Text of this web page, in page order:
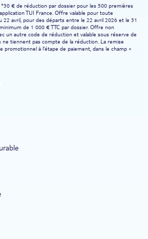
*30 € de réduction par dossier pour les 500 premières
TUI France. Offre valable pour toute
22 avril, pour des départs entre le 22 avril 2026 et le 31
de 1 000 € TTC par dossier. Offre non
un autre code de réduction et valable sous réserve de
ne tiennent pas compte de la réduction. La remise
promotionnel à l'étape de paiement, dans le champ «